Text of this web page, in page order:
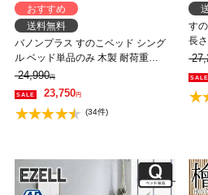
おすすめ
送料無料
バノンプラス すのこベッド シング
ル ベッド単品のみ 木製 耐荷重
350kg 組立簡単 棚付き コンセント
高さ4段階 【大型家具配送】
24,990円
23,750円
(34件)
す
長
ル
立
ド